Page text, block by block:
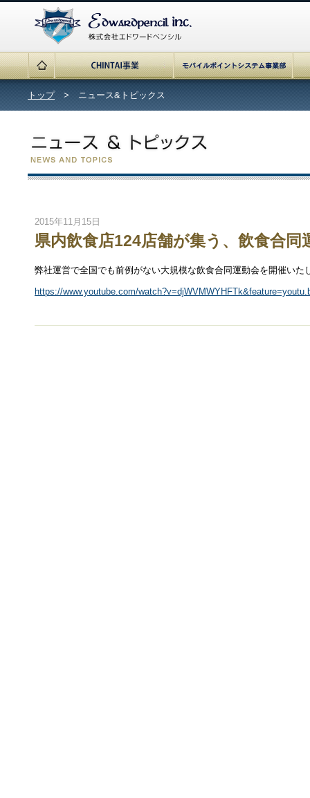
トップ> ニュース&トピックス
2015年11月15日
県内飲食店124店舗が集う、飲食合
弊社運営で全国でも前例がない大規模な飲食合同運動会を開催いた
https://www.youtube.com/